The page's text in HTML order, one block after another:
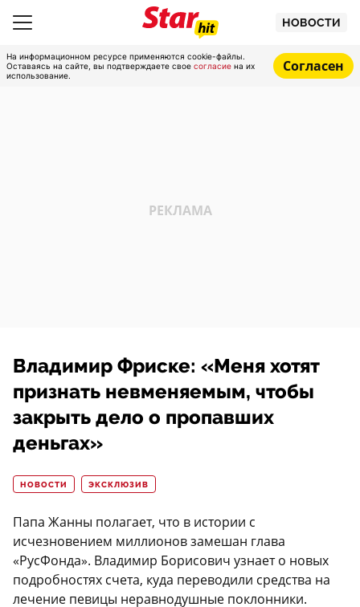
НОВОСТИ
На информационном ресурсе применяются cookie-файлы.
Оставаясь на сайте, вы подтверждаете свое согласие на их
использование.
Согласен
Владимир Фриске: «Меня хотят
признать невменяемым, чтобы
закрыть дело о пропавших
деньгах»
НОВОСТИ ЭКСКЛЮЗИВ
Папа Жанны полагает, что в истории с
исчезновением миллионов замешан глава
«РусФонда». Владимир Борисович узнает о новых
подробностях счета, куда переводили средства на
лечение певицы неравнодушные поклонники.